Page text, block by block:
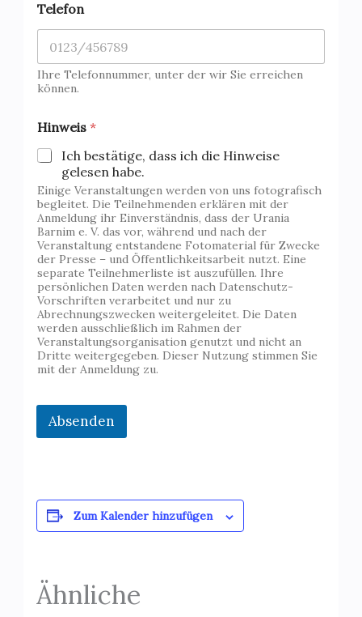
e
r
n
s
t
l
t
u
n
N
a
c
h
r
i
c
h
t
A
n
m
n
Telefon
Ihre Telefonnummer, unter der wir Sie erreichen
können.
Hinweis *
Ich bestätige, dass ich die Hinweise
gelesen habe.
Einige Veranstaltungen werden von uns fotografisch
begleitet. Die Teilnehmenden erklären mit der
Anmeldung ihr Einverständnis, dass der Urania
Barnim e. V. das vor, während und nach der
Veranstaltung entstandene Fotomaterial für Zwecke
der Presse – und Öffentlichkeitsarbeit nutzt. Eine
separate Teilnehmerliste ist auszufüllen. Ihre
persönlichen Daten werden nach Datenschutz-
Vorschriften verarbeitet und nur zu
Abrechnungszwecken weitergeleitet. Die Daten
werden ausschließlich im Rahmen der
Veranstaltungsorganisation genutzt und nicht an
Dritte weitergegeben. Dieser Nutzung stimmen Sie
mit der Anmeldung zu.
Absenden
Zum Kalender hinzufügen
Ähnliche